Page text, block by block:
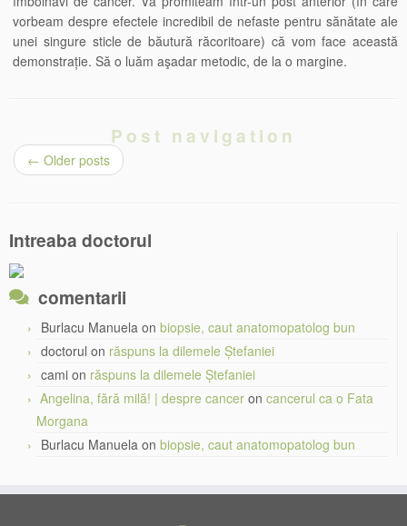
vorbeam despre efectele incredibil de nefaste pentru sănătate ale
unei singure sticle de băutură răcoritoare) că vom face această
demonstrație. Să o luăm aşadar metodic, de la o margine.
Post navigation
← Older posts
Intreaba doctorul
comentarii
Burlacu Manuela on biopsie, caut anatomopatolog bun
doctorul on răspuns la dilemele Ștefaniei
cami on răspuns la dilemele Ștefaniei
Angelina, fără milă! | despre cancer on cancerul ca o Fata
Morgana
Burlacu Manuela on biopsie, caut anatomopatolog bun